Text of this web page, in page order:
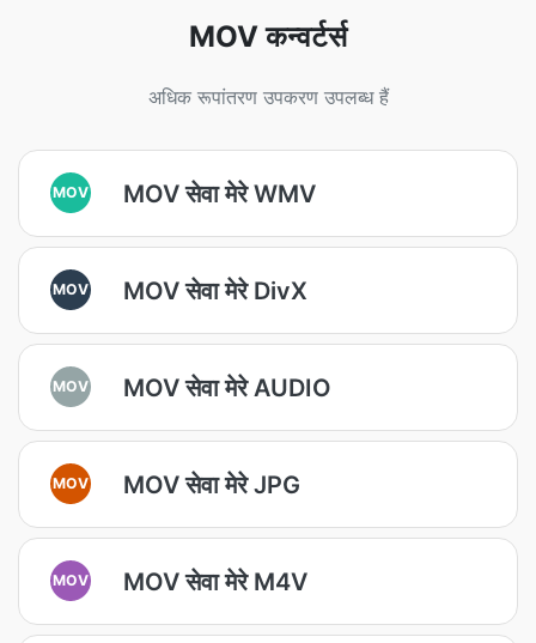
MOV कन्वर्टर्स
अधिक रूपांतरण उपकरण उपलब्ध हैं
MOV MOV सेवा मेरे WMV
MOV MOV सेवा मेरे DivX
MOV MOV सेवा मेरे AUDIO
MOV MOV सेवा मेरे JPG
MOV MOV सेवा मेरे M4V